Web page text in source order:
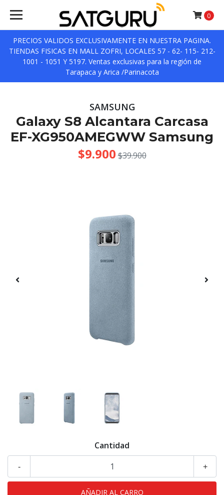
PRECIOS VALIDOS EXCLUSIVAMENTE EN NUESTRA PAGINA.
TIENDAS FISICAS EN MALL ZOFRI, LOCALES 57 - 62- 115- 212-
1001 - 1051 Y 5197. Ventas exclusivas para la región de
Tarapaca y Arica /Parinacota
0
SAMSUNG
Galaxy S8 Alcantara Carcasa
EF-XG950AMEGWW Samsung
$9.900 $39.900
Cantidad
+
-